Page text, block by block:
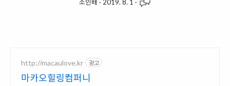
소인배 · 2019. 8. 1 ·
http://macaulove.kr 광고
마카오힐링컴퍼니